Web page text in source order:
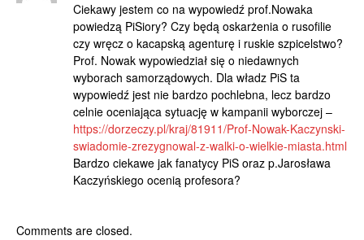
Ciekawy jestem co na wypowiedź prof.Nowaka
powiedzą PiSiory? Czy będą oskarżenia o rusofilie
czy wręcz o kacapską agenturę i ruskie szpicelstwo?
Prof. Nowak wypowiedział się o niedawnych
wyborach samorządowych. Dla władz PiS ta
wypowiedź jest nie bardzo pochlebna, lecz bardzo
celnie oceniająca sytuację w kampanii wyborczej –
https://dorzeczy.pl/kraj/81911/Prof-Nowak-Kaczynski-
swiadomie-zrezygnowal-z-walki-o-wielkie-miasta.html
Bardzo ciekawe jak fanatycy PiS oraz p.Jarosława
Kaczyńskiego ocenią profesora?
Comments are closed.